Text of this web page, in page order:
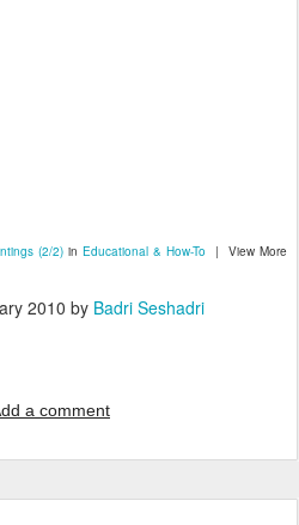
(2/2) in Educational & How-To | View More
2010 by Badri Seshadri
a comment